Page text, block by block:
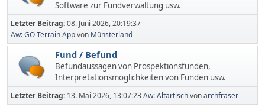
Software zur Fundverwaltung usw.
Letzter Beitrag:08. Juni 2026, 20:19:37
Aw: GO Terrain Appvon Münsterland
Fund / Befund
Befundaussagen von Prospektionsfunden,
Interpretationsmöglichkeiten von Funden usw.
Letzter Beitrag: 13. Mai 2026, 13:07:23Aw: Altartischvonarchfraser